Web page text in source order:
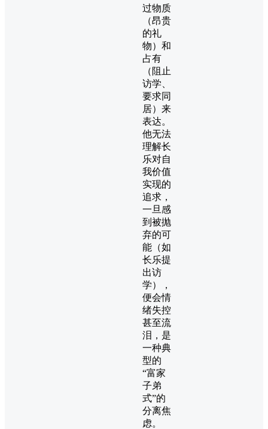
过物质
（昂贵
的礼
物）和
占有
（阻止
访学、
要求同
居）来
表达。
他无法
理解长
乐对自
我价值
实现的
追求，
一旦感
到被抛
弃的可
能（如
长乐提
出访
学），
便会情
绪失控
甚至流
泪，是
一种典
型的
“富家
子弟
式”的
分离焦
虑。